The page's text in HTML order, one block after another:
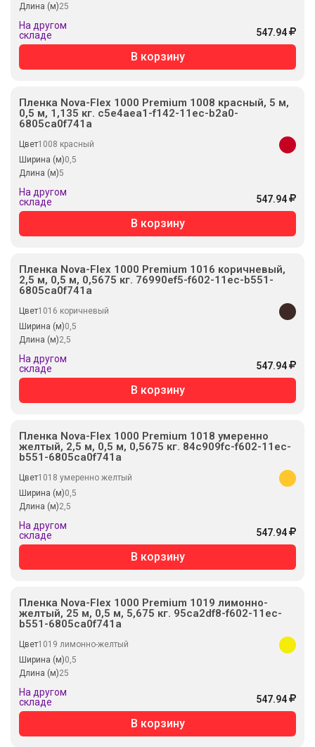
Длина (м)25
На другом
складе
547.94
В корзину
Пленка Nova-Flex 1000 Premium 1008 красный, 5 м,
0,5 м, 1,135 кг. c5e4aea1-f142-11ec-b2a0-
6805ca0f741a
Цвет1008 красный
Ширина (м)0,5
Длина (м)5
На другом
складе
547.94
В корзину
Пленка Nova-Flex 1000 Premium 1016 коричневый,
2,5 м, 0,5 м, 0,5675 кг. 76990ef5-f602-11ec-b551-
6805ca0f741a
Цвет1016 коричневый
Ширина (м)0,5
Длина (м)2,5
На другом
складе
547.94
В корзину
Пленка Nova-Flex 1000 Premium 1018 умеренно
желтый, 2,5 м, 0,5 м, 0,5675 кг. 84c909fc-f602-11ec-
b551-6805ca0f741a
Цвет1018 умеренно желтый
Ширина (м)0,5
Длина (м)2,5
На другом
складе
547.94
В корзину
Пленка Nova-Flex 1000 Premium 1019 лимонно-
желтый, 25 м, 0,5 м, 5,675 кг. 95ca2df8-f602-11ec-
b551-6805ca0f741a
Цвет1019 лимонно-желтый
Ширина (м)0,5
Длина (м)25
На другом
складе
547.94
В корзину